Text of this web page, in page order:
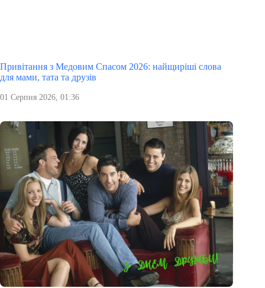
Привітання з Медовим Спасом 2026: найщиріші слова
для мами, тата та друзів
01 Серпня 2026, 01:36